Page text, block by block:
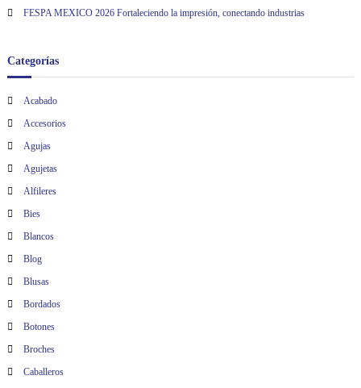
FESPA MEXICO 2026 Fortaleciendo la impresión, conectando industrias
Categorías
Acabado
Accesorios
Agujas
Agujetas
Alfileres
Bies
Blancos
Blog
Blusas
Bordados
Botones
Broches
Caballeros